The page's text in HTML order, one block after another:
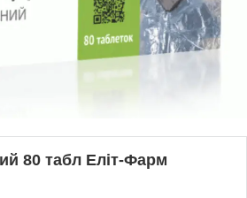
80 табл Еліт-Фарм